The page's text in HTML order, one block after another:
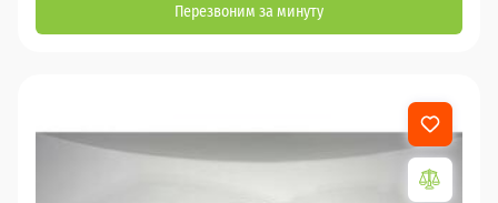
Перезвоним за минуту